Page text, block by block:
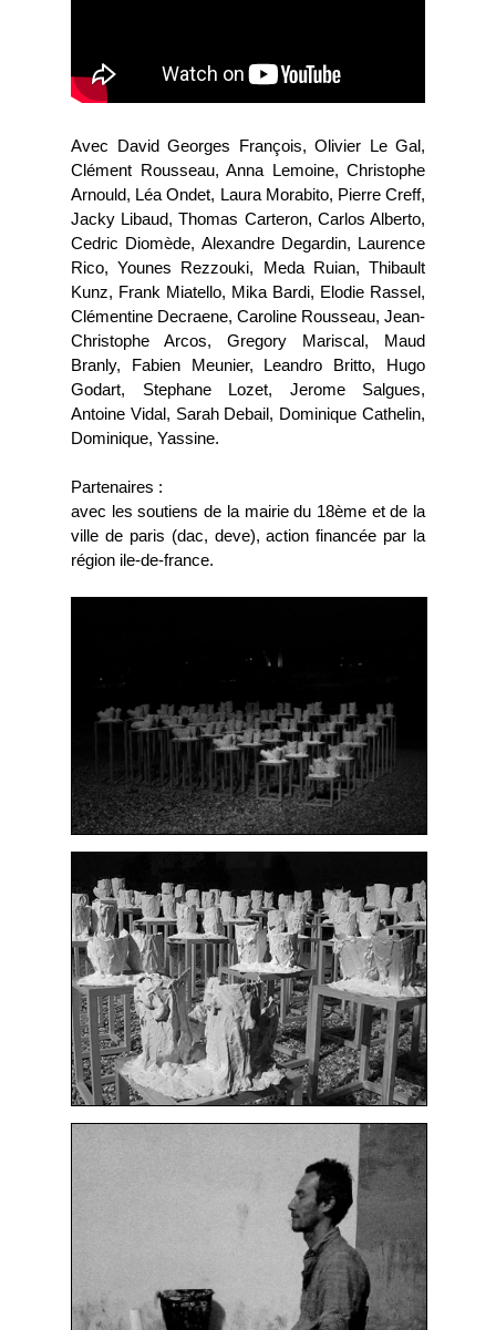
Avec David Georges François, Olivier Le Gal,
Clément Rousseau, Anna Lemoine, Christophe
Arnould, Léa Ondet, Laura Morabito, Pierre Creff,
Jacky Libaud, Thomas Carteron, Carlos Alberto,
Cedric Diomède, Alexandre Degardin, Laurence
Rico, Younes Rezzouki, Meda Ruian, Thibault
Kunz, Frank Miatello, Mika Bardi, Elodie Rassel,
Clémentine Decraene, Caroline Rousseau, Jean-
Christophe Arcos, Gregory Mariscal, Maud
Branly, Fabien Meunier, Leandro Britto, Hugo
Godart, Stephane Lozet, Jerome Salgues,
Antoine Vidal, Sarah Debail, Dominique Cathelin,
Dominique, Yassine.
Partenaires :
avec les soutiens de la mairie du 18ème et de la
ville de paris (dac, deve), action financée par la
région ile-de-france.